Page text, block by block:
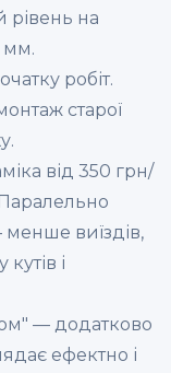
рівень на
мм.
робіт.
старої
від 350 грн/
виїздів,
і
— додатково
ефектно і